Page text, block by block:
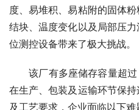
度、易堆积、易粘附的固体
结块、温度变化以及局部压
位测控设备带来了极大挑战。
该厂有多座储存容量超过
在生产、包装及运输环节保
及工艺要求，企业面临以下难